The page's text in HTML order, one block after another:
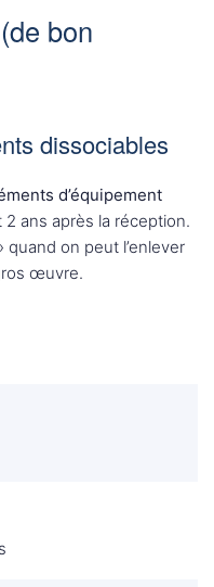
bon
dissociables
d’équipement
ans après la réception.
on peut l’enlever
œuvre.